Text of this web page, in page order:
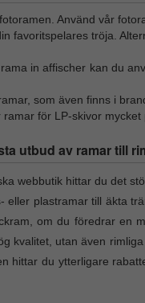
Använd vår
favoritspelares tröja.
in affischer kan du
som även finns i
för LP-skivor
utbud av ramar till
webbutik hittar du det
eller plastramar till äkta
om du föredrar en
kvalitet, utan även
hittar du ytterligare